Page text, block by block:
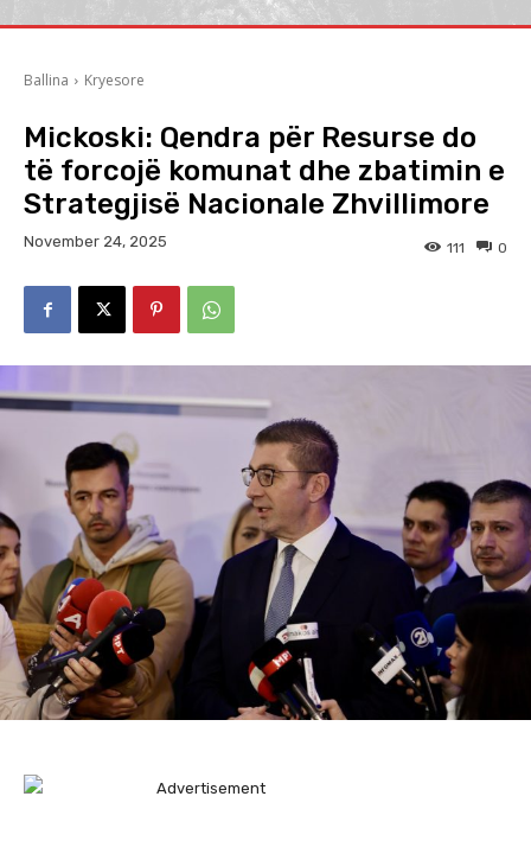
Ballina Kryesore
Mickoski: Qendra për Resurse do
të forcojë komunat dhe zbatimin e
Strategjisë Nacionale Zhvillimore
November 24, 2025 0
111